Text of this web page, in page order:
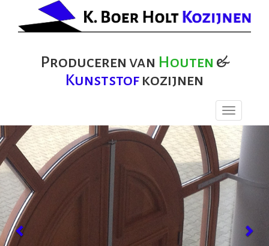
Produceren van Houten &
Kunststof kozijnen
Toggle
navigation